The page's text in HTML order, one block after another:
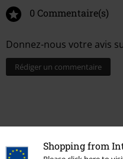
Shopping from
0 Commentaire(s)
Donnez-nous votre avis
Rédiger un commentaire